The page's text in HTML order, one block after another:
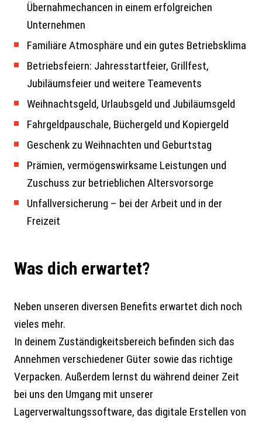
Übernahmechancen in einem erfolgreichen
Unternehmen
Familiäre Atmosphäre und ein gutes Betriebsklima
Betriebsfeiern: Jahresstartfeier, Grillfest,
Jubiläumsfeier und weitere Teamevents
Weihnachtsgeld, Urlaubsgeld und Jubiläumsgeld
Fahrgeldpauschale, Büchergeld und Kopiergeld
Geschenk zu Weihnachten und Geburtstag
Prämien, vermögenswirksame Leistungen und
Zuschuss zur betrieblichen Altersvorsorge
Unfallversicherung – bei der Arbeit und in der
Freizeit
Was dich erwartet?
Neben unseren diversen Benefits erwartet dich noch
vieles mehr.
In deinem Zuständigkeitsbereich befinden sich das
Annehmen verschiedener Güter sowie das richtige
Verpacken. Außerdem lernst du während deiner Zeit
bei uns den Umgang mit unserer
Lagerverwaltungssoftware, das digitale Erstellen von